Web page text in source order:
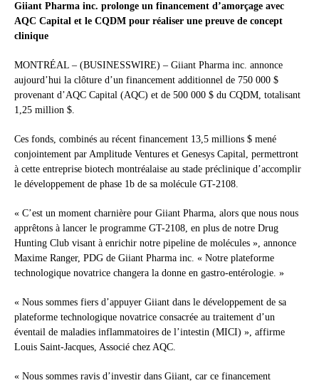
Giiant Pharma inc. prolonge un financement d’amorçage avec
AQC Capital et le CQDM pour réaliser une preuve de concept
clinique
MONTRÉAL – (BUSINESSWIRE) – Giiant Pharma inc. annonce
aujourd’hui la clôture d’un financement additionnel de 750 000 $
provenant d’AQC Capital (AQC) et de 500 000 $ du CQDM, totalisant
1,25 million $.
Ces fonds, combinés au récent financement 13,5 millions $ mené
conjointement par Amplitude Ventures et Genesys Capital, permettront
à cette entreprise biotech montréalaise au stade préclinique d’accomplir
le développement de phase 1b de sa molécule GT-2108.
« C’est un moment charnière pour Giiant Pharma, alors que nous nous
apprêtons à lancer le programme GT-2108, en plus de notre Drug
Hunting Club visant à enrichir notre pipeline de molécules », annonce
Maxime Ranger, PDG de Giiant Pharma inc. « Notre plateforme
technologique novatrice changera la donne en gastro-entérologie. »
« Nous sommes fiers d’appuyer Giiant dans le développement de sa
plateforme technologique novatrice consacrée au traitement d’un
éventail de maladies inflammatoires de l’intestin (MICI) », affirme
Louis Saint-Jacques, Associé chez AQC.
« Nous sommes ravis d’investir dans Giiant, car ce financement